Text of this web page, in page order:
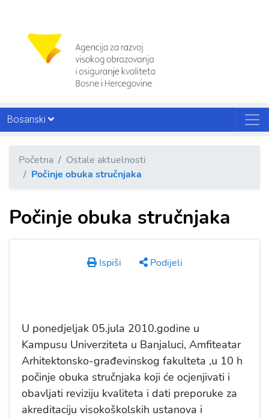
Bosanski
Početna
Ostale aktuelnosti
Počinje obuka stručnjaka
Počinje obuka stručnjaka
Ispiši Podijeli
U ponedjeljak 05.jula 2010.godine u
Kampusu Univerziteta u Banjaluci, Amfiteatar
Arhitektonsko-građevinskog fakulteta ,u 10 h
počinje obuka stručnjaka koji će ocjenjivati i
obavljati reviziju kvaliteta i dati preporuke za
akreditaciju visokoškolskih ustanova i